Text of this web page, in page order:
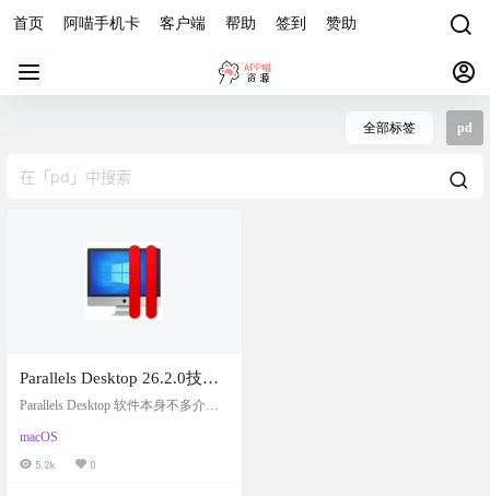
首页 阿喵手机卡 客户端 帮助 签到 赞助
全部标签 pd
Parallels Desktop 26.2.0技术
预览版 for Mac 秋叶
最好用的macOS虚拟机
Parallels Desktop 软件本身不多介绍
拟机，体验很好，可惜太贵，有能
力还请支持一下正版。 相对于官方d
macOS
5.2k 0